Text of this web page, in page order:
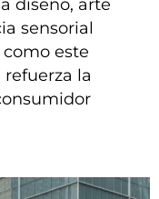
diseño, arte
sensorial
este
la